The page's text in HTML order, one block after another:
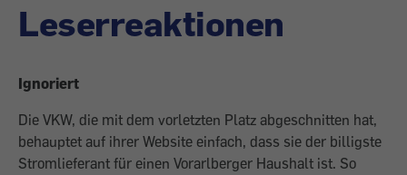
Leserreaktionen
Ignoriert
Die VKW, die mit dem vorletzten Platz abgeschnitten hat,
behauptet auf ihrer Website einfach, dass sie der billigste
Stromlieferant für einen Vorarlberger Haushalt ist. So